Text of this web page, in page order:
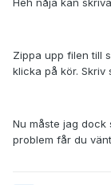
Heh nåja kan
Zippa upp filen till
klicka på kör. Skriv
Nu måste jag dock
problem får du